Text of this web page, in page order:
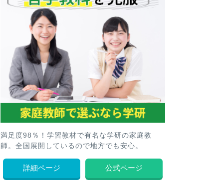
満足度98％！学習教材で有名な学研の家庭教
師。全国展開しているので地方でも安心。
詳細ページ 公式ページ